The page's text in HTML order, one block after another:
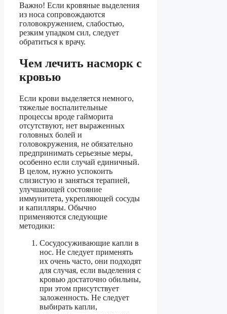
Важно! Если кровяные выделения
из носа сопровождаются
головокружением, слабостью,
резким упадком сил, следует
обратиться к врачу.
Чем лечить насморк с
кровью
Если крови выделяется немного,
тяжелые воспалительные
процессы вроде гайморита
отсутствуют, нет выраженных
головных болей и
головокружения, не обязательно
предпринимать серьезные меры,
особенно если случай единичный.
В целом, нужно успокоить
слизистую и заняться терапией,
улучшающей состояние
иммунитета, укрепляющей сосуды
и капилляры. Обычно
применяются следующие
методики:
Сосудосуживающие капли в
нос. Не следует применять
их очень часто, они подходят
для случая, если выделения с
кровью достаточно обильны,
при этом присутствует
заложенность. Не следует
выбирать капли,